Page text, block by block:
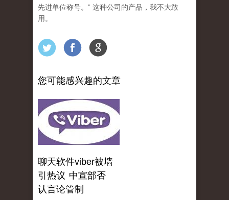
先进单位称号。” 这种公司的产品，我不大敢
用。
您可能感兴趣的文章
聊天软件viber被墙
引热议 中宣部否
认言论管制